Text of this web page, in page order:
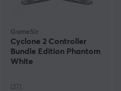
GameSir
Cyclone 2 Controller
Bundle Edition Phantom
White
(27)